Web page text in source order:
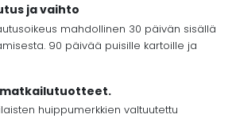
ja vaihto
mahdollinen 30 päivän sisällä
90 päivää puisille kartoille ja
huippumerkkien valtuutettu